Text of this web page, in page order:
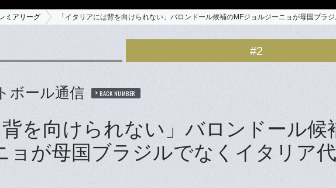
ミアリーグ 「イタリアには背を向けられない」バロンドール候補のMFジョルジーニョが母国ブラ
#2
ボール通信 BACK NUMBER
背を向けられない」バロンドール候
ョが母国ブラジルでなくイタリア